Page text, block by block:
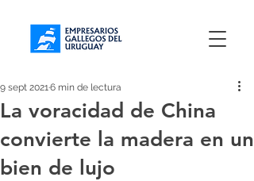
La voracidad de China
convierte la madera en un
bien de lujo
9 sept 20216 min de lectura